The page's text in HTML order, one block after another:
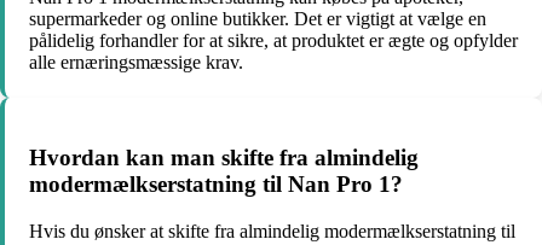
supermarkeder og online butikker. Det er vigtigt at vælge en
pålidelig forhandler for at sikre, at produktet er ægte og opfylder
alle ernæringsmæssige krav.
Hvordan kan man skifte fra almindelig
modermælkserstatning til Nan Pro 1?
Hvis du ønsker at skifte fra almindelig modermælkserstatning til